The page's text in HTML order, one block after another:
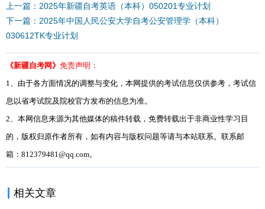
上一篇：2025年新疆自考英语（本科）050201专业计划
下一篇：2025年中国人民公安大学自考公安管理学（本科）
030612TK专业计划
《新疆自考网》 免责声明：
1、由于各方面情况的调整与变化，本网提供的考试信息仅供参考，考试信
息以省考试院及院校官方发布的信息为准。
2、本网信息来源为其他媒体的稿件转载，免费转载出于非商业性学习目
的，版权归原作者所有，如有内容与版权问题等请与本站联系。联系邮
箱：812379481@qq.com。
相关文章